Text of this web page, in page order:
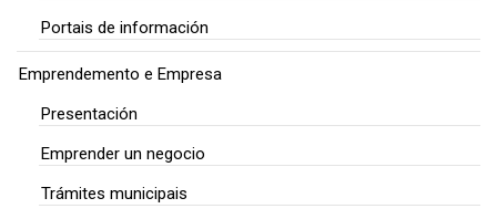
Portais de información
Emprendemento e Empresa
Presentación
Emprender un negocio
Trámites municipais